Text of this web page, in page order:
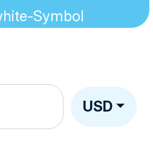
USD